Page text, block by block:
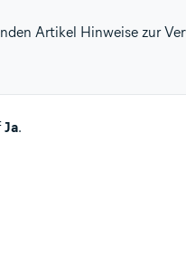
Artikel Hinweise zur
Ja.